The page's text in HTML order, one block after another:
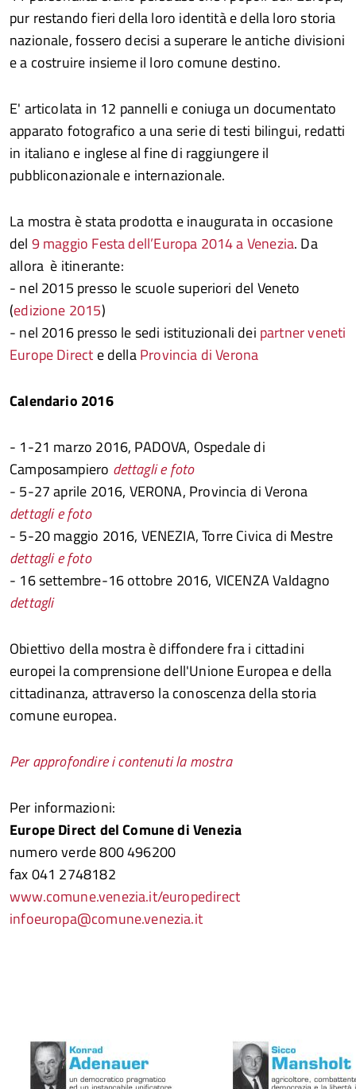
pur restando fieri della loro identità e della loro storia
nazionale, fossero decisi a superare le antiche divisioni
e a costruire insieme il loro comune destino.
E' articolata in 12 pannelli e coniuga un documentato
apparato fotografico a una serie di testi bilingui, redatti
in italiano e inglese al fine di raggiungere il
pubbliconazionale e internazionale.
La mostra è stata prodotta e inaugurata in occasione
del 9 maggio Festa dell’Europa 2014 a Venezia. Da
allora è itinerante:
- nel 2015 presso le scuole superiori del Veneto
(edizione 2015)
- nel 2016 presso le sedi istituzionali dei partner veneti
Europe Direct e dellaProvincia di Verona
Calendario 2016
- 1-21 marzo 2016, PADOVA, Ospedale di
Camposampiero dettagli e foto
- 5-27 aprile 2016, VERONA, Provincia di Verona
dettagli e foto
- 5-20 maggio 2016, VENEZIA, Torre Civica di Mestre
dettagli e foto
- 16 settembre-16 ottobre 2016, VICENZA Valdagno
dettagli
Obiettivo della mostra è diffondere fra i cittadini
europei la comprensione dell'Unione Europea e della
cittadinanza, attraverso la conoscenza della storia
comune europea.
Per approfondire i contenuti la mostra
Per informazioni:
Europe Direct del Comune di Venezia
numero verde 800 496200
fax 041 2748182
www.comune.venezia.it/europedirect
infoeuropa@comune.venezia.it